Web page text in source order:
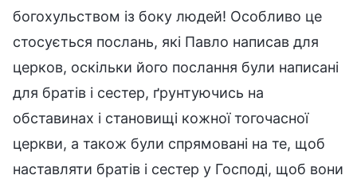
богохульством із боку людей! Особливо це
стосується послань, які Павло написав для
церков, оскільки його послання були написані
для братів і сестер, ґрунтуючись на
обставинах і становищі кожної тогочасної
церкви, а також були спрямовані на те, щоб
наставляти братів і сестер у Господі, щоб вони